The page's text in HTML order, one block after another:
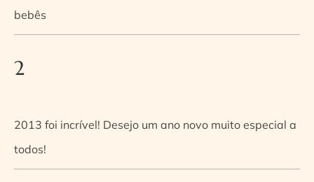
bebês
2
2013 foi incrível! Desejo um ano novo muito especial a
todos!